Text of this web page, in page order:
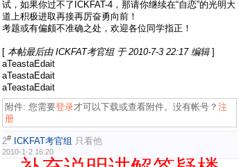
试，如果你过不了ICKFAT-4，那请你继续在“自恋”的光明大
道上积极进取再接再厉奋勇向前！
考题或有偏颇不准确之处，欢迎各位同学指正！
[ 本帖最后由 ICKFAT考官组 于 2010-7-3 22:17 编辑 ]
aTeastaEdait
aTeastaEdait
aTeastaEdait
附件: 您需要登录才可以下载或查看附件。没有帐号？ 注
册
2# ICKFAT考官组 只看他
2010-1-2 16:20